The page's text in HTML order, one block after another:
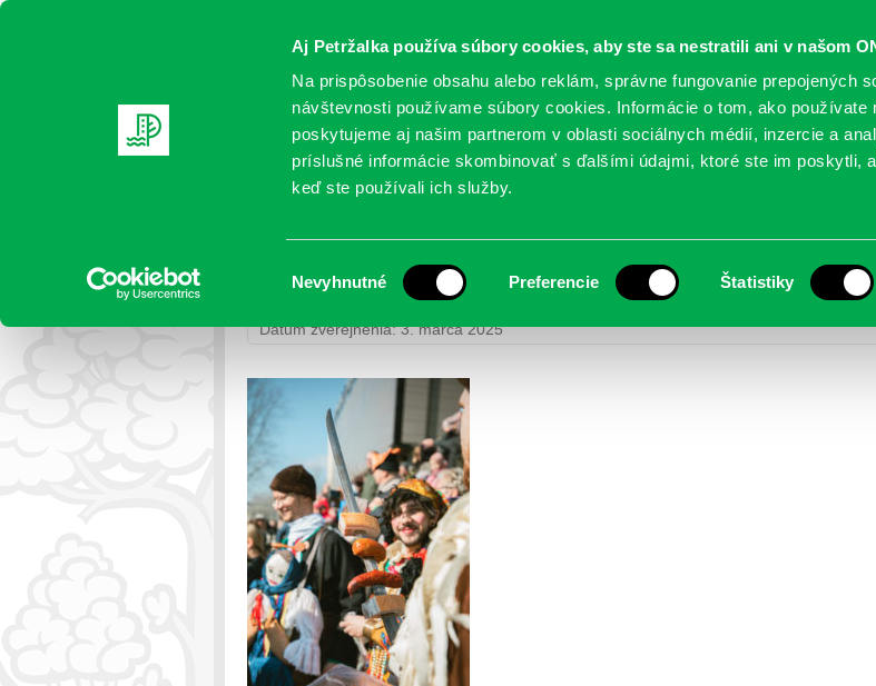
Aj Petržalka používa súbory cookies, aby ste sa nestratili ani v našom
Na prispôsobenie obsahu alebo reklám, správne fungovanie prepojených
návštevnosti používame súbory cookies. Informácie o tom, ako používate
poskytujeme aj našim partnerom v oblasti sociálnych médií, inzercie a
príslušné informácie skombinovať s ďalšími údajmi, ktoré ste im poskytli,
keď ste používali ich služby.
súhlasu
Nevyhnutné Preferencie Štatistiky
Oficiálne stránky
AKTUALITY SAMOSPRÁVA ORGANIZÁCIE OBLASTI NOVINY MAPY
DA5A0269
Petržalka>Fotogalérie >Fašiangy
> DA5A0269
Dátum zverejnenia: 3. marca 2025